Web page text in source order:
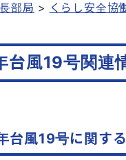
部局 くらし安全協
台風19号関連
台風19号に関す